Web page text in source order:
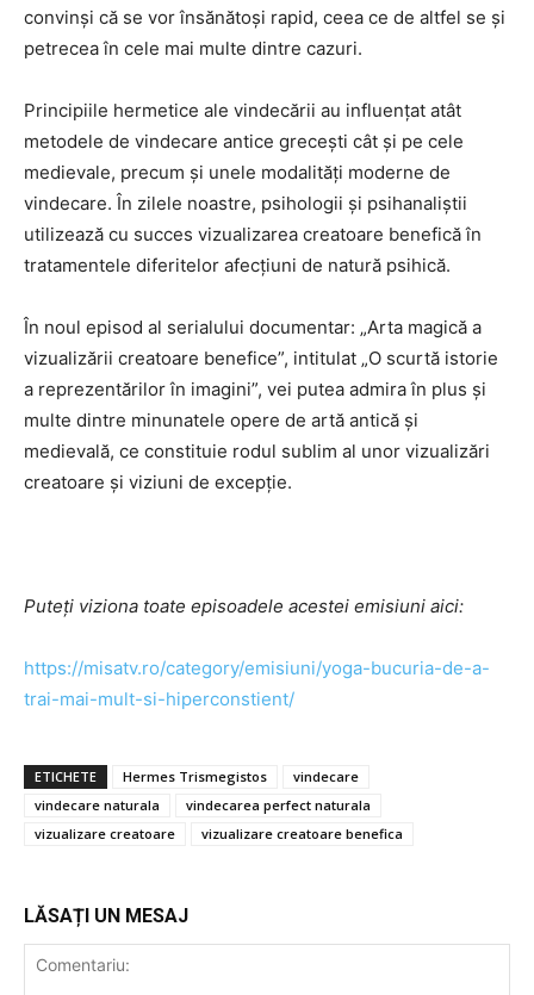
convinși că se vor însănătoși rapid, ceea ce de altfel se și
petrecea în cele mai multe dintre cazuri.
Principiile hermetice ale vindecării au influențat atât
metodele de vindecare antice grecești cât și pe cele
medievale, precum și unele modalități moderne de
vindecare. În zilele noastre, psihologii și psihanaliștii
utilizează cu succes vizualizarea creatoare benefică în
tratamentele diferitelor afecțiuni de natură psihică.
În noul episod al serialului documentar: „Arta magică a
vizualizării creatoare benefice”, intitulat „O scurtă istorie
a reprezentărilor în imagini”, vei putea admira în plus și
multe dintre minunatele opere de artă antică și
medievală, ce constituie rodul sublim al unor vizualizări
creatoare și viziuni de excepție.
Puteți viziona toate episoadele acestei emisiuni aici:
https://misatv.ro/category/emisiuni/yoga-bucuria-de-a-
trai-mai-mult-si-hiperconstient/
ETICHETE Hermes Trismegistos
vindecare
vindecare naturala
vindecarea perfect naturala
vizualizare creatoare
vizualizare creatoare benefica
LĂSAȚI UN MESAJ